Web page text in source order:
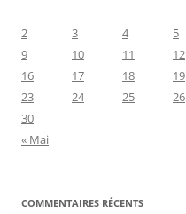
2
3 4 5
9
10 11 12
16
17 18 19
23
24 25 26
30
« Mai
COMMENTAIRES RÉCENTS